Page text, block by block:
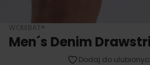
WOMBAT®
Men´s Denim
Dodaj do